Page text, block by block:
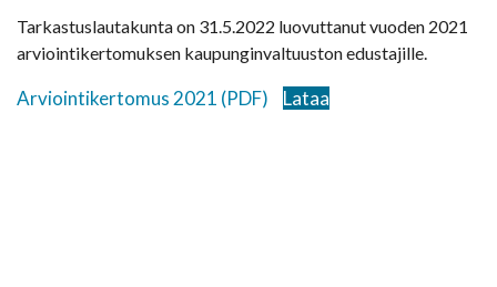
Tarkastuslautakunta on 31.5.2022 luovuttanut vuoden 2021
arviointikertomuksen kaupunginvaltuuston edustajille.
Arviointikertomus 2021 (PDF) Lataa